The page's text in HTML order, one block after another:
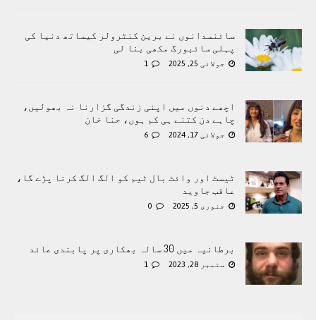
سائنسدانوں نے برین کنٹرولر کیساتھ دنیا کی
پہلی سائبورگ مکھی بنا لی
جولائی 25, 2025 1
اچھے دنوں میں اپنی زندگی گزارنا نہ بھولیں،
چاہے دن کتنے ہی کم ہوں، حنا خان
جولائی 17, 2024 6
ٹیسٹ اور وائٹ بال ٹیم کو الگ الگ کرنا پڑے گا،
عاقب جاوید
جنوری 5, 2025 0
برطانیہ میں 30 سالہ بھکاری پر پابندی عائد
ستمبر 28, 2023 1